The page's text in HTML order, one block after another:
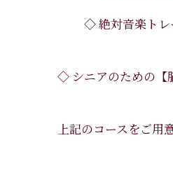
◇ 絶対音楽トレ
◇ シニアのための【
上記のコースをご用